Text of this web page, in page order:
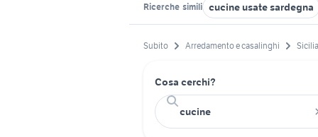
Ricerche simili cucine usate sardegna
Subito Arredamento e casalinghi Sicilia
Cosa cerchi?